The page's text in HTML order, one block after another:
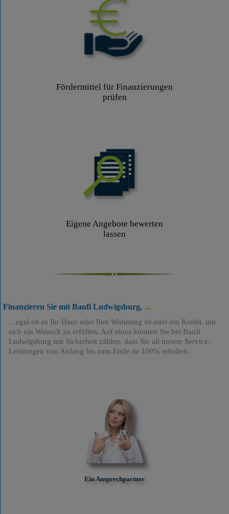
Fördermittel für Finanzierungen
prüfen
Eigene Angebote bewerten
lassen
Finanzieren Sie mit Baufi Ludwigsburg,
egal ob es Ihr Haus oder Ihre Wohnung ist oder ein Kredit, um
sich ein Wunsch zu erfüllen. Auf eines können Sie bei Baufi
Ludwigsburg mit Sicherheit zählen, dass Sie all unsere Service-
Leistungen von Anfang bis zum Ende zu 100% erhalten.
Ein Ansprechpartner